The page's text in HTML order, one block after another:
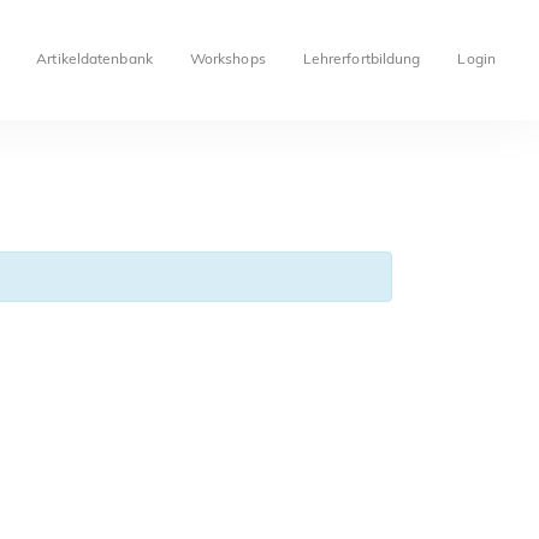
Artikeldatenbank Workshops Lehrerfortbildung Login